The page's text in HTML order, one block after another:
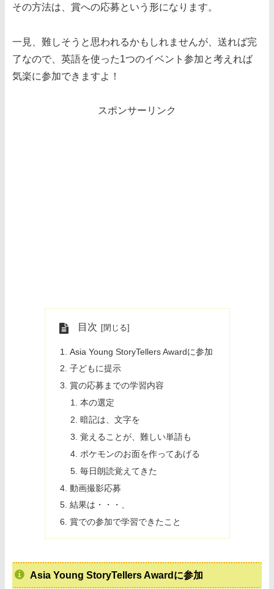
その方法は、賞への応募という形になります。
一見、難しそうと思われるかもしれませんが、送れば完
了なので、英語を使った1つのイベント参加と考えれば
気楽に参加できますよ！
スポンサーリンク
目次
Asia Young StoryTellers Awardに参加
子どもに提示
賞の応募までの学習内容
本の選定
暗記は、文字を
覚えることが、難しい単語も
ポケモンのお面を作ってあげる
毎日朗読覚えてきた
動画撮影応募
結果は・・・、
賞での参加で学習できたこと
Asia Young StoryTellers Awardに参加